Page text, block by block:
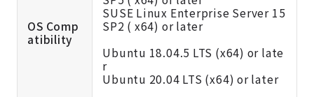
OS Comp
atibility
SUSE Linux Enterprise Server 15
SP2 ( x64) or later
Ubuntu 18.04.5 LTS (x64) or late
r
Ubuntu 20.04 LTS (x64) or later